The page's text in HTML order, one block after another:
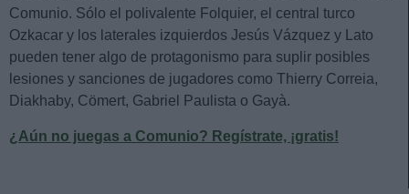
Comunio. Sólo el polivalente Folquier, el central turco
Ozkacar y los laterales izquierdos Jesús Vázquez y Lato
pueden tener algo de protagonismo para suplir posibles
lesiones y sanciones de jugadores como Thierry Correia,
Diakhaby, Cömert, Gabriel Paulista o Gayà.
¿Aún no juegas a Comunio? Regístrate, ¡gratis!